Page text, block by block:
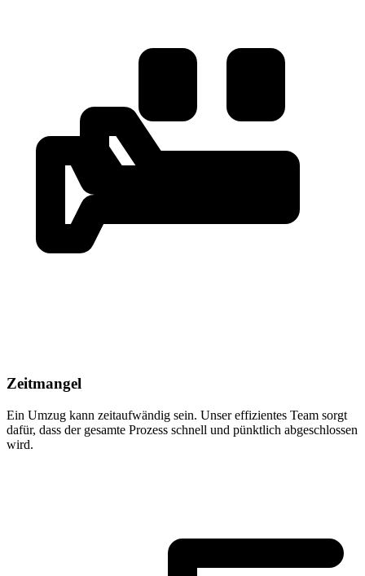
Zeitmangel
Ein Umzug kann zeitaufwändig sein. Unser effizientes Team sorgt
dafür, dass der gesamte Prozess schnell und pünktlich abgeschlossen
wird.